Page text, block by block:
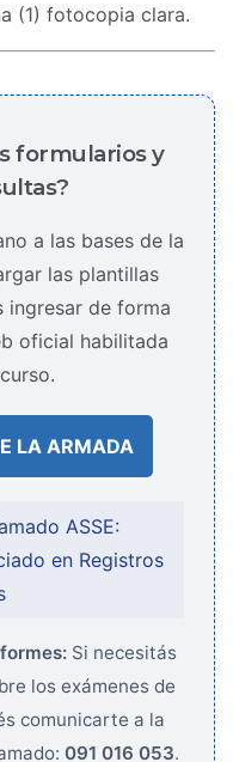
(1) fotocopia clara.
formularios y
a las bases de la
las plantillas
ingresar de forma
oficial habilitada
LA ARMADA
ASSE:
en Registros
Si necesitás
los exámenes de
comunicarte a la
091 016 053.